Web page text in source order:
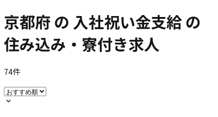
京都府 の 入社祝い金支給の
住み込み・寮付き求人
74件